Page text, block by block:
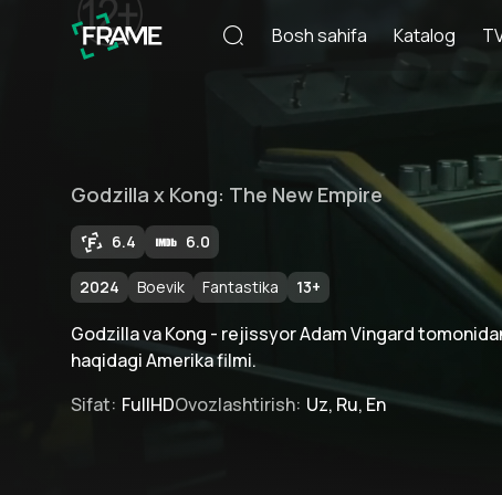
Bosh sahifa Katalog
Godzilla x Kong: The New Empire
6.4 6.0
2024 Boevik Fantastika 13+
Godzilla va Kong - rejissyor Adam Vingard
haqidagi Amerika filmi.
Sifat: FullHDOvozlashtirish: Uz, Ru, En